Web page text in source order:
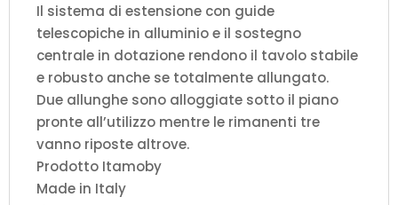
Il sistema di estensione con guide
telescopiche in alluminio e il sostegno
centrale in dotazione rendono il tavolo stabile
e robusto anche se totalmente allungato.
Due allunghe sono alloggiate sotto il piano
pronte all’utilizzo mentre le rimanenti tre
vanno riposte altrove.
Prodotto Itamoby
Made in Italy